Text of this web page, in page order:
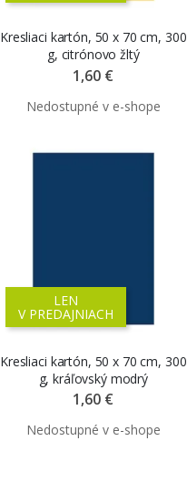
Kresliaci kartón, 50 x 70 cm, 300
g, citrónovo žltý
1,60 €
LEN
V PREDAJNIACH
Kresliaci kartón, 50 x 70 cm, 300
g, kráľovský modrý
1,60 €